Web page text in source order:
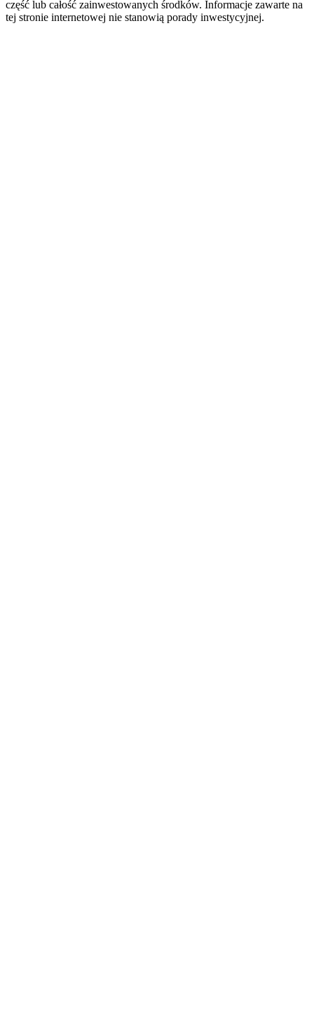
część lub całość zainwestowanych środków. Informacje zawarte na
tej stronie internetowej nie stanowią porady inwestycyjnej.